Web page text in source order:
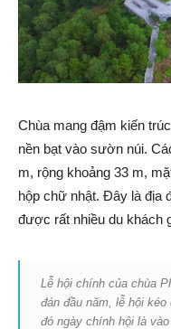
Chùa mang đậm kiến
nền bạt vào sườn núi.
m, rộng khoảng 33 m,
hộp chữ nhật. Đây là địa
được rất nhiều du khách
Lễ hội chính của chùa
đán đầu năm, lễ hội
đó ngày chính hội là vào